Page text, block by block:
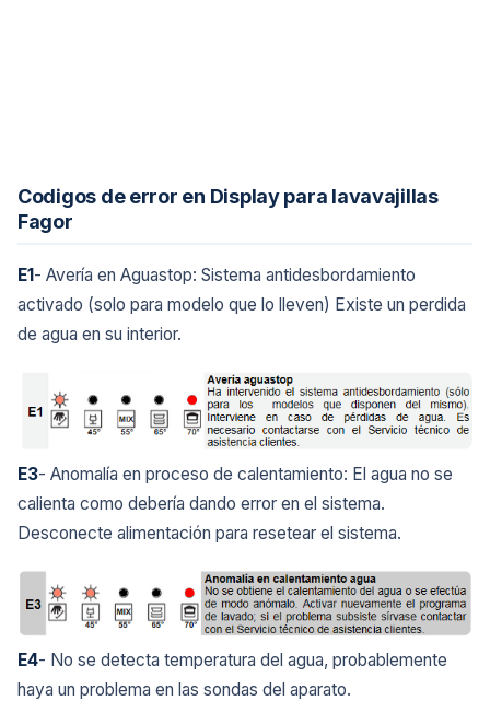
Codigos de error en Display para lavavajillas
Fagor
E1- Avería en Aguastop: Sistema antidesbordamiento
activado (solo para modelo que lo lleven) Existe un perdida
de agua en su interior.
E3- Anomalía en proceso de calentamiento: El agua no se
calienta como debería dando error en el sistema.
Desconecte alimentación para resetear el sistema.
E4- No se detecta temperatura del agua, probablemente
haya un problema en las sondas del aparato.